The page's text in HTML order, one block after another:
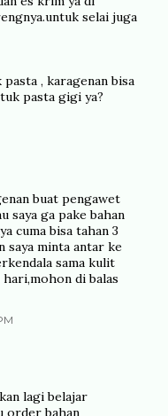
selai juga
, karagenan bisa
pasta gigi ya?
buat pengawet
saya ga pake bahan
cuma bisa tahan 3
saya minta antar ke
sama kulit
hari,mohon di balas
lagi belajar
order bahan